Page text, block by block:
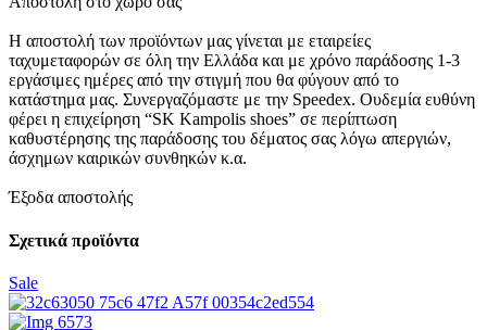
Η αποστολή των προϊόντων μας γίνεται με εταιρείες
ταχυμεταφορών σε όλη την Ελλάδα και με χρόνο παράδοσης 1-3
εργάσιμες ημέρες από την στιγμή που θα φύγουν από το
κατάστημα μας. Συνεργαζόμαστε με την Speedex. Oυδεμία ευθύνη
φέρει η επιχείρηση “SK Kampolis shoes” σε περίπτωση
καθυστέρησης της παράδοσης του δέματος σας λόγω απεργιών,
άσχημων καιρικών συνθηκών κ.α.
Έξοδα αποστολής
Σχετικά προϊόντα
Sale